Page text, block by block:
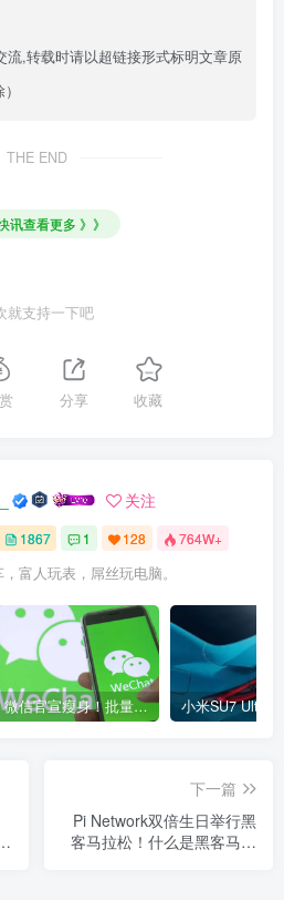
流,转载时请以超链接形式标明文章原
THE END
讯查看更多 》》
就支持一下吧
分享 收藏
关注
1867 1 128 764W+
富人玩表，屌丝玩电脑。
微信官宣瘦身！批量清理原图新功能来了 安卓、iOS均可使用
下一篇
Pi Network双倍生日举行黑
客马拉松！什么是黑客马拉